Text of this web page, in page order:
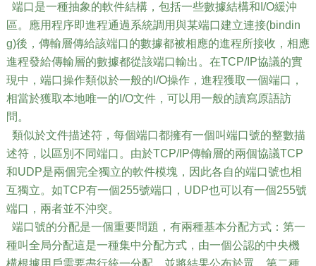
端口是一種抽象的軟件結構，包括一些數據結構和I/O緩沖
區。應用程序即進程通過系統調用與某端口建立連接(bindin
g)後，傳輸層傳給該端口的數據都被相應的進程所接收，相應
進程發給傳輸層的數據都從該端口輸出。在TCP/IP協議的實
現中，端口操作類似於一般的I/O操作，進程獲取一個端口，
相當於獲取本地唯一的I/O文件，可以用一般的讀寫原語訪
問。
類似於文件描述符，每個端口都擁有一個叫端口號的整數描
述符，以區別不同端口。由於TCP/IP傳輸層的兩個協議TCP
和UDP是兩個完全獨立的軟件模塊，因此各自的端口號也相
互獨立。如TCP有一個255號端口，UDP也可以有一個255號
端口，兩者並不沖突。
端口號的分配是一個重要問題，有兩種基本分配方式：第一
種叫全局分配這是一種集中分配方式，由一個公認的中央機
構根據用戶需要盡行統一分配，並將結果公布於眾，第二種